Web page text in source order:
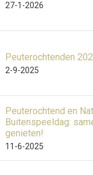
27-1-2026
Peuterochtenden
2-9-2025
Peuterochtend en
Buitenspeeldag:
genieten!
11-6-2025